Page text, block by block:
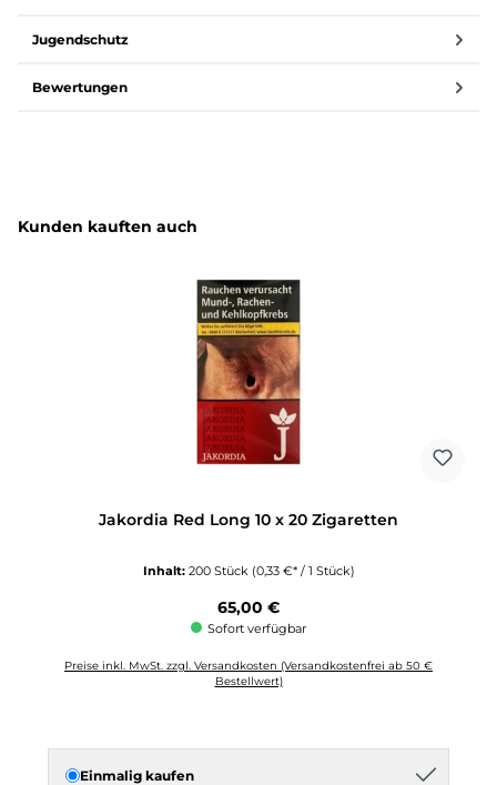
Jugendschutz
Bewertungen
Produktgalerie überspringen
Kunden kauften auch
Jakordia Red Long 10 x 20 Zigaretten
Inhalt: 200 Stück (0,33 €* / 1 Stück)
Regulärer Preis:
65,00 €
Sofort verfügbar
Preise inkl. MwSt. zzgl. Versandkosten (Versandkostenfrei ab 50 €
Bestellwert)
Einmalig kaufen